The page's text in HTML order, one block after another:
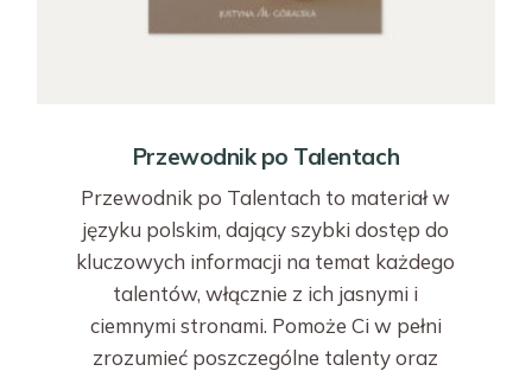
Przewodnik po Talentach
Przewodnik po Talentach to materiał w
języku polskim, dający szybki dostęp do
kluczowych informacji na temat każdego
talentów, włącznie z ich jasnymi i
ciemnymi stronami. Pomoże Ci w pełni
zrozumieć poszczególne talenty oraz